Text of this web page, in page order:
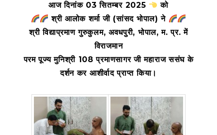
आज दिनांक 03 सितम्बर 2025
को
श्री आलोक शर्मा जी (सांसद भोपाल) ने
श्री विद्याप्रमाण गुरुकुलम, अवधपुरी, भोपाल, म. प्र. में
विराजमान
परम पूज्य मुनिश्री 108 प्रमाणसागर जी महाराज ससंघ के
दर्शन कर आशीर्वाद प्राप्त किया।